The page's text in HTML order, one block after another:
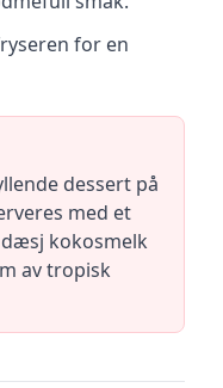
for en
dessert på
med et
kokosmelk
av tropisk